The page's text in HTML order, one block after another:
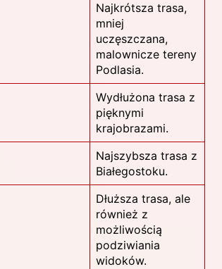
Najkrótsza trasa,
mniej
uczęszczana,
malownicze tereny
Podlasia.
Wydłużona trasa z
pięknymi
krajobrazami.
Najszybsza trasa z
Białegostoku.
Dłuższa trasa, ale
również z
możliwością
podziwiania
widoków.